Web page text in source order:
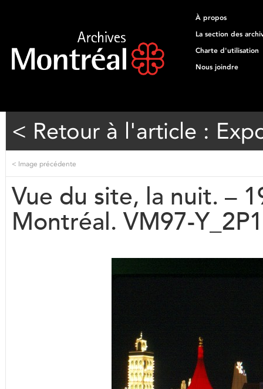
À propos
La section des
Charte d'utilisation
Nous joindre
< Retour à l'article :
< Image précédente
Vue du site, la nuit. –
Montréal. VM97-